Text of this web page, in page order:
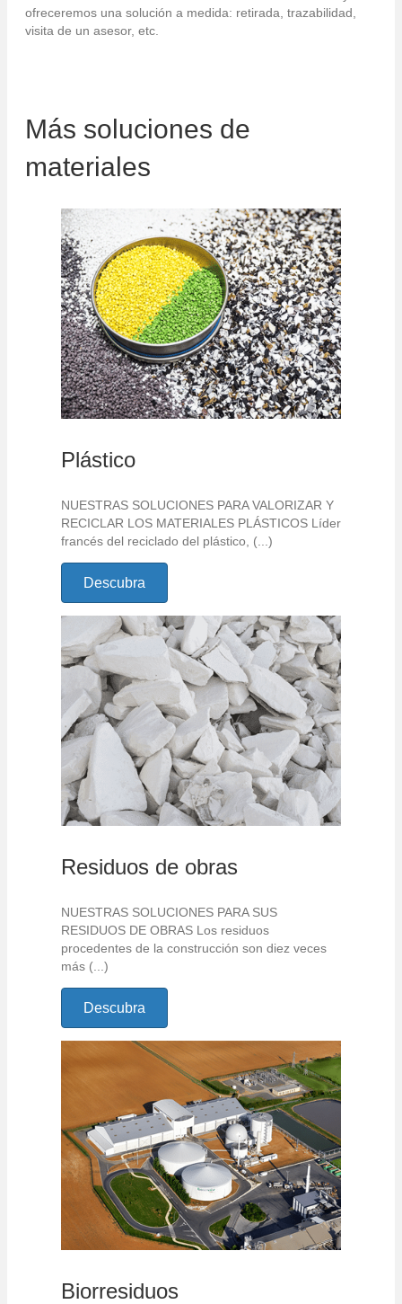
ofreceremos una solución a medida: retirada, trazabilidad,
visita de un asesor, etc.
Más soluciones de
materiales
Plástico
NUESTRAS SOLUCIONES PARA VALORIZAR Y
RECICLAR LOS MATERIALES PLÁSTICOS Líder
francés del reciclado del plástico, (...)
Descubra
Residuos de obras
NUESTRAS SOLUCIONES PARA SUS
RESIDUOS DE OBRAS Los residuos
procedentes de la construcción son diez veces
más (...)
Descubra
Biorresiduos